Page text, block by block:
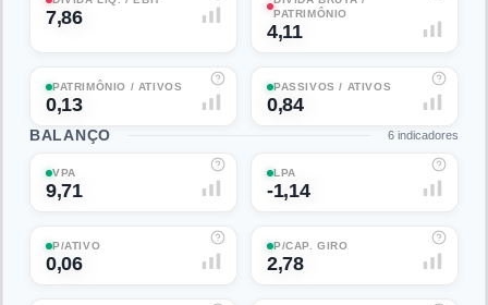
7,86
PATRIMÔNIO
4,11
PATRIMÔNIO / ATIVOS
0,13
PASSIVOS / ATIVOS
0,84
BALANÇO 6 indicadores
VPA
9,71
LPA
-1,14
P/ATIVO
0,06
P/CAP. GIRO
2,78